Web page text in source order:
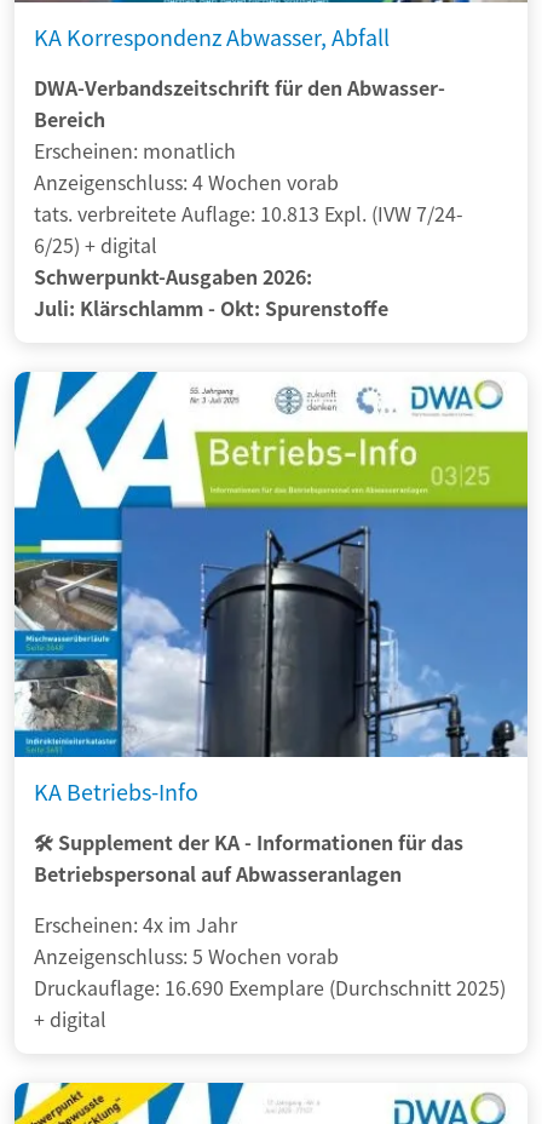
KA Korrespondenz Abwasser, Abfall
DWA-Verbandszeitschrift für den Abwasser-
Bereich
Erscheinen: monatlich
Anzeigenschluss: 4 Wochen vorab
tats. verbreitete Auflage: 10.813 Expl. (IVW 7/24-
6/25) + digital
Schwerpunkt-Ausgaben 2026:
Juli: Klärschlamm - Okt: Spurenstoffe
KA Betriebs-Info
🛠️ Supplement der KA - Informationen für das
Betriebspersonal auf Abwasseranlagen
Erscheinen: 4x im Jahr
Anzeigenschluss: 5 Wochen vorab
Druckauflage: 16.690 Exemplare (Durchschnitt 2025)
+ digital